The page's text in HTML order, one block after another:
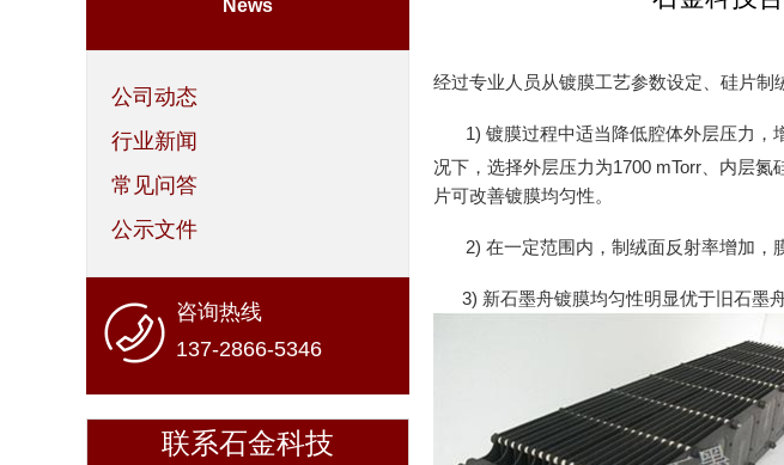
News
公司动态
行业新闻
常见问答
公示文件
咨询热线
137-2866-5346
联系石金科技
经过专业人员从镀膜工艺参数设定、硅片制
1) 镀膜过程中适当降低腔体外层压力
况下，选择外层压力为1700 mTorr、内层
片可改善镀膜均匀性。
2) 在一定范围内，制绒面反射率增加，
3) 新石墨舟镀膜均匀性明显优于旧石墨舟